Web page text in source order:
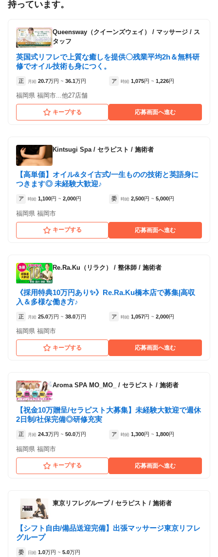
持っています。
Queensway（クイーンズウェイ） / マッサージ / ス
タッフ
英国式リフレで上質な癒しを提供〇残業平均2h＆無料研
修でオイル技術も身につく。
正 月給 20.7万円 ~ 36.1万円 ア 時給 1,075円 ~ 1,226円
福岡県 福岡市...他27店舗
キープする 応募画面へ進む
Kintsugi Spa/ セラピスト / 施術者
【高単価】オイル&タイ古式/一生ものの技術と英語身に
つきます◎ 未経験大歓迎♪
ア 時給 1,100円 ~ 2,000円 委 時給 2,500円 ~ 5,000円
福岡県 福岡市
キープする 応募画面へ進む
Re.Ra.Ku（リラク） / 整体師 / 施術者
《採用特典10万円あり✨》Re.Ra.Ku橋本店で募集|高収
入＆多様な働き方♪
正 月給 25.0万円 ~ 38.0万円 ア 時給 1,057円 ~ 2,000円
福岡県 福岡市
キープする 応募画面へ進む
Aroma SPA MO_MO_ / セラピスト / 施術者
【祝金10万贈呈/セラピスト大募集】未経験大歓迎で週休
2日制/社保完備◎研修充実
正 月給 24.3万円 ~ 50.0万円 ア 時給 1,300円 ~ 1,800円
福岡県 福岡市
キープする 応募画面へ進む
東京リフレグループ/ セラピスト / 施術者
【シフト自由/備品送迎完備】出張マッサージ東京リフレ
グループ
委 日給 1.0万円 ~ 5.0万円